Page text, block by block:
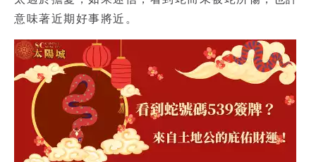
意味著近期好事將近。